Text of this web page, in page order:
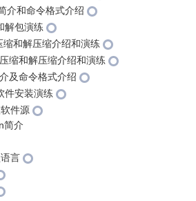
介和命令格式介绍
解包演练
和解压缩介绍和演练
缩和解压缩介绍和演练
及命令格式介绍
件安装演练
件源
简介
言